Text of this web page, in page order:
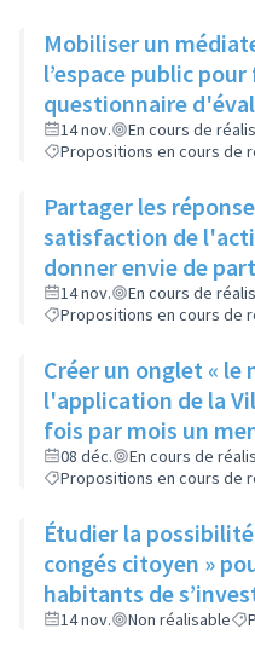
Mobiliser un
l’espace public
questionnaire
14 nov.
En cours de
Propositions en cours de
Partager les
satisfaction de
donner envie de
Contrat de Ville
14 nov.
En cours de
Propositions en cours de
Créer un onglet « le
l'application de la
fois par mois un
08 déc.
En cours de
Propositions en cours de
Étudier la possibilité
congés citoyen »
habitants de
14 nov. Non réalisable